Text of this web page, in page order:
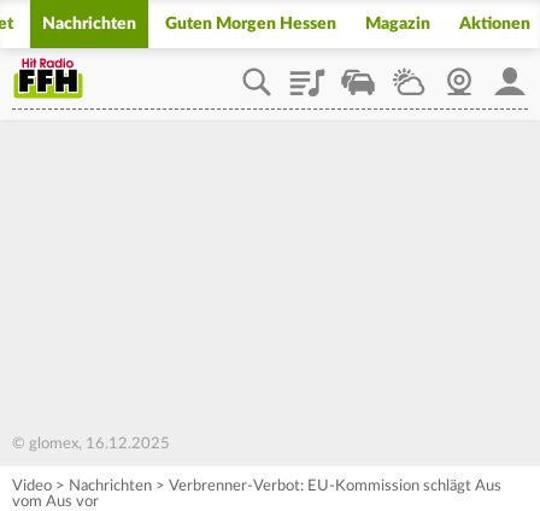
Nachrichten Guten Morgen Hessen Magazin Aktionen
PlaylistStaupilotWetterWebcam
© glomex, 16.12.2025
Video > Nachrichten > Verbrenner-Verbot: EU-Kommission schlägt Aus
vom Aus vor